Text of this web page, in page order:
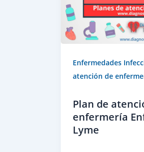
Enfermedades
atención de
Plan de
enfermería
Lyme